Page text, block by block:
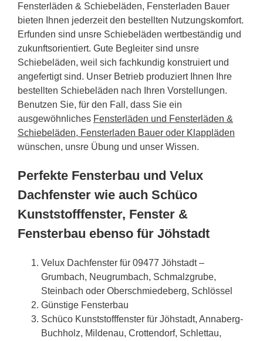
Fensterläden & Schiebeläden, Fensterladen Bauer
bieten Ihnen jederzeit den bestellten Nutzungskomfort.
Erfunden sind unsre Schiebeläden wertbeständig und
zukunftsorientiert. Gute Begleiter sind unsre
Schiebeläden, weil sich fachkundig konstruiert und
angefertigt sind. Unser Betrieb produziert Ihnen Ihre
bestellten Schiebeläden nach Ihren Vorstellungen.
Benutzen Sie, für den Fall, dass Sie ein
ausgewöhnliches Fensterläden und Fensterläden &
Schiebeläden, Fensterladen Bauer oder Klappläden
wünschen, unsre Übung und unser Wissen.
Perfekte Fensterbau und Velux
Dachfenster wie auch Schüco
Kunststofffenster, Fenster &
Fensterbau ebenso für Jöhstadt
Velux Dachfenster für 09477 Jöhstadt –
Grumbach, Neugrumbach, Schmalzgrube,
Steinbach oder Oberschmiedeberg, Schlössel
Günstige Fensterbau
Schüco Kunststofffenster für Jöhstadt, Annaberg-
Buchholz, Mildenau, Crottendorf, Schlettau,